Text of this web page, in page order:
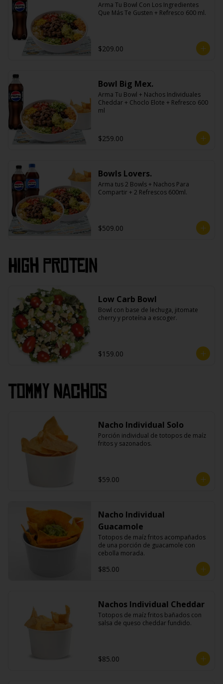
Arma Tu Bowl Con Los Ingredientes
Que Más Te Gusten + Refresco 600 ml.
$209.00
Bowl Big Mex.
Arma Tu Bowl + Nachos Individuales
Cheddar + Choclo Elote + Refresco 600
ml
$259.00
Bowls Lovers.
Arma tus 2 Bowls + Nachos Para
Compartir + 2 Refrescos 600ml.
$509.00
High PROtein
Low Carb Bowl
Bowl con base de lechuga, jitomate
cherry y proteína a escoger.
$159.00
Tommy Nachos
Nacho Individual Solo
Porción individual de totopos de maíz
fritos y sazonados.
$59.00
Nacho Individual
Guacamole
Totopos de maíz fritos acompañados
de una porción de guacamole con
cebolla morada.
$85.00
Nachos Individual Cheddar
Totopos de maíz fritos bañados con
salsa de queso cheddar fundido.
$85.00